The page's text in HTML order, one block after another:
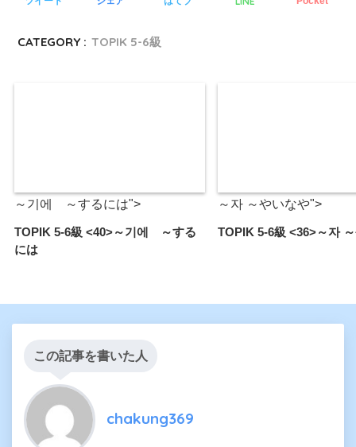
CATEGORY : TOPIK 5-6級
～기에 ～するには">
TOPIK 5-6級 <40>～기에 ～する
には
～자 ～やいなや">
TOPIK 5-6級 <36>～자
この記事を書いた人
chakung369